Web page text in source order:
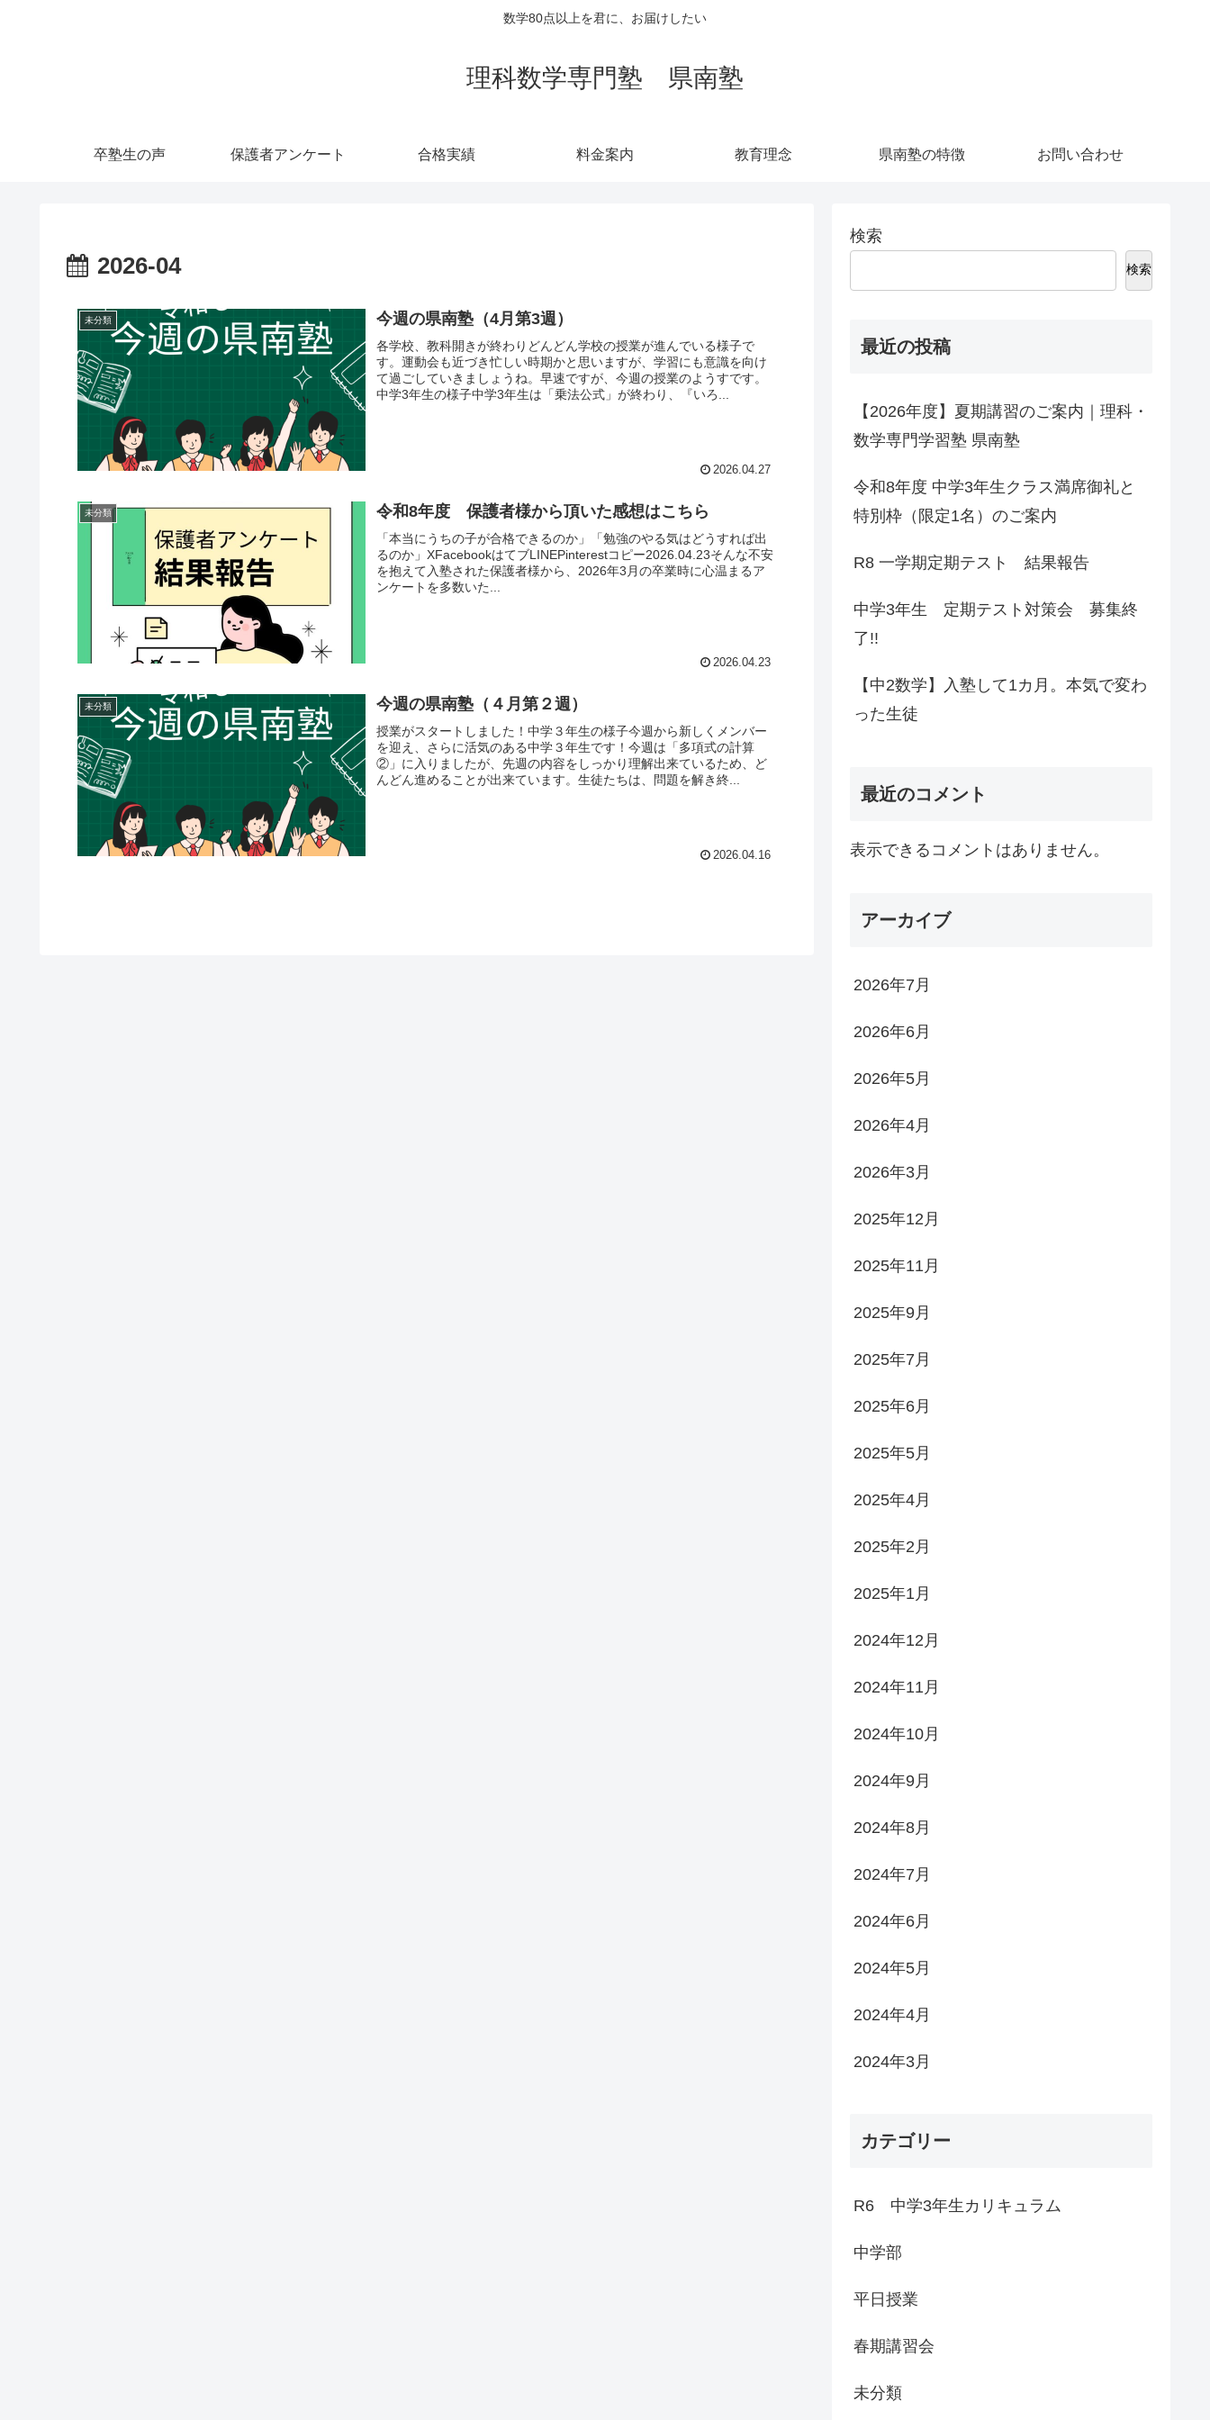
数学80点以上を君に、お届けしたい
理科数学専門塾 県南塾
卒塾生の声 保護者アンケート 合格実績 料金案内 教育理念 県南塾の特徴 お問い合わせ
2026-04
未分類 今週の県南塾（4月第3週）
各学校、教科開きが終わりどんどん学校の授業が進んでいる様子で
す。運動会も近づき忙しい時期かと思いますが、学習にも意識を向け
て過ごしていきましょうね。早速ですが、今週の授業のようすです。
中学3年生の様子中学3年生は「乗法公式」が終わり、『いろ...
2026.04.27
未分類 令和8年度 保護者様から頂いた感想はこちら
「本当にうちの子が合格できるのか」「勉強のやる気はどうすれば出
るのか」XFacebookはてブLINEPinterestコピー2026.04.23そんな不安
を抱えて入塾された保護者様から、2026年3月の卒業時に心温まるア
ンケートを多数いた...
2026.04.23
未分類 今週の県南塾（４月第２週）
授業がスタートしました！中学３年生の様子今週から新しくメンバー
を迎え、さらに活気のある中学３年生です！今週は「多項式の計算
②」に入りましたが、先週の内容をしっかり理解出来ているため、ど
んどん進めることが出来ています。生徒たちは、問題を解き終...
2026.04.16
検索
検索
最近の投稿
【2026年度】夏期講習のご案内｜理科・
数学専門学習塾 県南塾
令和8年度 中学3年生クラス満席御礼と
特別枠（限定1名）のご案内
R8 一学期定期テスト 結果報告
中学3年生 定期テスト対策会 募集終
了!!
【中2数学】入塾して1カ月。本気で変わ
った生徒
最近のコメント
表示できるコメントはありません。
アーカイブ
2026年7月
2026年6月
2026年5月
2026年4月
2026年3月
2025年12月
2025年11月
2025年9月
2025年7月
2025年6月
2025年5月
2025年4月
2025年2月
2025年1月
2024年12月
2024年11月
2024年10月
2024年9月
2024年8月
2024年7月
2024年6月
2024年5月
2024年4月
2024年3月
カテゴリー
R6 中学3年生カリキュラム
中学部
平日授業
春期講習会
未分類